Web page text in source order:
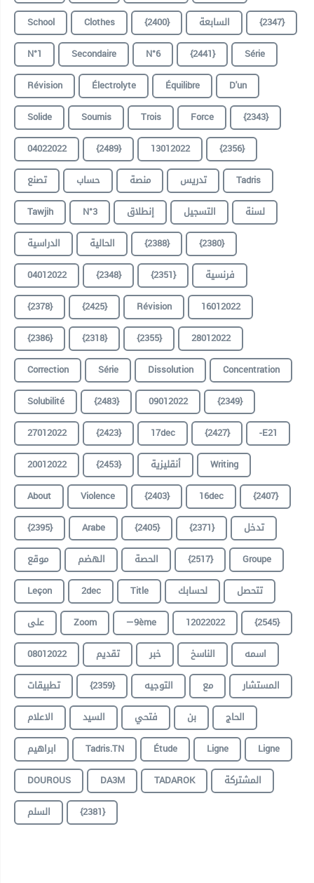
School
Clothes {2400} السابعة
{2347}
N°1
Secondaire N°6 {2441}
Série
Révision
Électrolyte Équilibre
D'un
Solide
Soumis Trois Force
{2343}
04022022
{2489} 13012022
{2356}
تصنع
حساب منصة تدريس
Tadris
Tawjih
N°3 إنطلاق التسجيل
لسنة
الدراسية
الحالية {2388}
{2380}
04012022
{2348} {2351}
فرنسية
{2378}
{2425} Révision
16012022
{2386}
{2318} {2355}
28012022
Correction
Série Dissolution
Concentration
Solubilité
{2483} 09012022
{2349}
27012022
{2423} 17dec {2427}
-E21
20012022
{2453} أنقليزية
Writing
About
Violence {2403} 16dec
{2407}
{2395}
Arabe {2405} {2371}
تدخل
موقع
الهضم الحصة {2517}
Groupe
Leçon
2dec Title لحسابك
تتحصل
على
Zoom —9ème 12022022
{2545}
08012022
تقديم خبر الناسخ
اسمه
تطبيقات
{2359} التوجيه مع
المستشار
الاعلام
السيد فتحي بن
الحاج
ابراهيم
Tadris.TN Étude Ligne
Ligne
DOUROUS
DA3M TADAROK
المشتركة
السلم
{2381}